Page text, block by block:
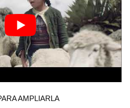
AMPLIARLA